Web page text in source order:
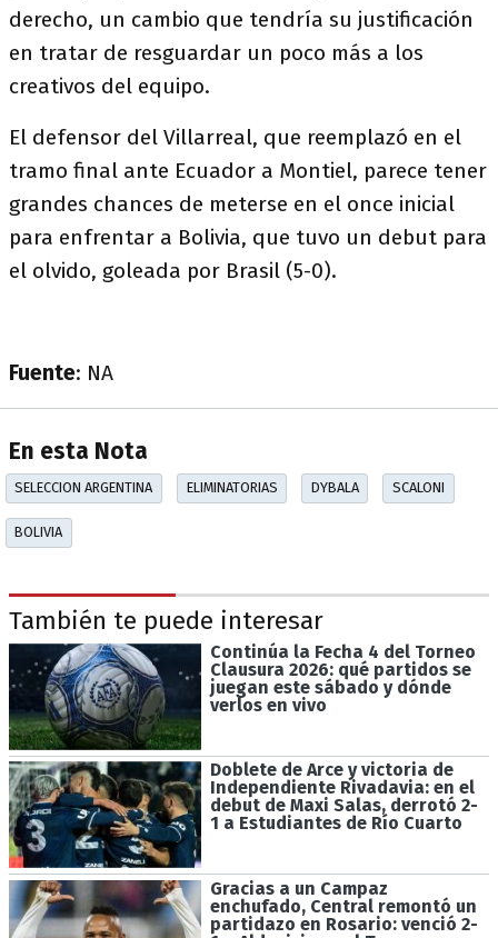
derecho, un cambio que tendría su justificación
en tratar de resguardar un poco más a los
creativos del equipo.
El defensor del Villarreal, que reemplazó en el
tramo final ante Ecuador a Montiel, parece tener
grandes chances de meterse en el once inicial
para enfrentar a Bolivia, que tuvo un debut para
el olvido, goleada por Brasil (5-0).
Fuente: NA
En esta Nota
SELECCION ARGENTINA ELIMINATORIAS DYBALA SCALONI
BOLIVIA
También te puede interesar
Continúa la Fecha 4 del Torneo
Clausura 2026: qué partidos se
juegan este sábado y dónde
verlos en vivo
Doblete de Arce y victoria de
Independiente Rivadavia: en el
debut de Maxi Salas, derrotó 2-
1 a Estudiantes de Río Cuarto
Gracias a un Campaz
enchufado, Central remontó un
partidazo en Rosario: venció 2-